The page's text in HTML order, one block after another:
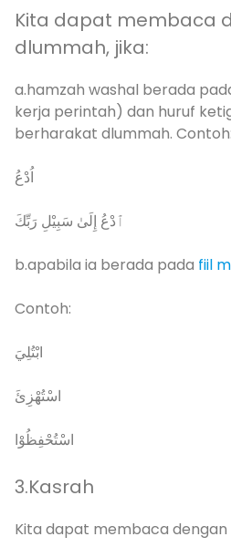
Kita dapat membaca
dlummah, jika:
a.hamzah washal berada
kerja perintah) dan huruf
berharakat dlummah. Contoh:
اُدْعُ
ٱدْعُ إِلَىٰ سَبِيْلِ رَبِّكَ
b.apabila ia berada pada fiil
Contoh:
ابْتُلِيَ
اسْتُهْزِئَ
اسْتُحْفِظُوْا
3.Kasrah
Kita dapat membaca dengan